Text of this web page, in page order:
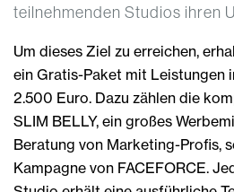
teilnehmenden Studios ihren
Um dieses Ziel zu erreichen,
ein Gratis-Paket mit Leistungen
2.500 Euro. Dazu zählen die
SLIM BELLY, ein großes
Beratung von Marketing-Profis,
Kampagne von FACEFORCE.